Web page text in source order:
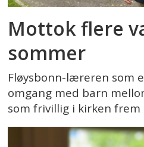
Mottok flere
sommer
Fløysbonn-læreren som
omgang med barn
som frivillig i kirken